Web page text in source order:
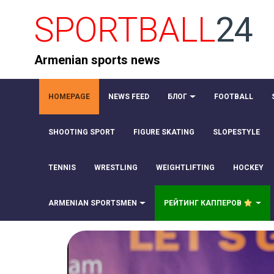
SPORTBALL24
Armenian sports news
HOMEPAGE NEWS FEED БЛОГ FOOTBALL
SHOOTING SPORT FIGURE SKATING SLOPESTYLE
TENNIS WRESTLING WEIGHTLIFTING HOCKEY
ARMENIAN SPORTSMEN РЕЙТИНГ КАППЕРОВ